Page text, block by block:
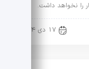
را نخواهد داشت.
17 دی 1404